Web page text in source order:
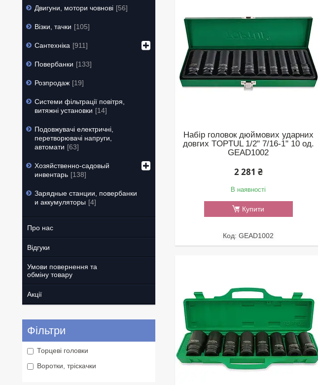
Набір головок дюймових ударних
довгих TOPTUL 1/2" 7/16-1" 10 од.
GEAD1002
2 281 ₴
В наявності
Купити
GEAD1002
Двигуни, мотори човнові 56
Візки, тачки 105
Сантехніка 911
Повербанки 133
Розпродаж 19
Системи фільтрації повітря,
витяжні установки
14
Подовжувачі електричні,
перетворювачі напруги,
автомати
63
Хозяйственно-садовый
инвентарь
138
Зарядные станции, повербанки
и аккумуляторы
4
Про нас
Відгуки
Умови повернення та
обміну товару
Акції
Фільтри
Торцеві головки
Воротки, тріскачки